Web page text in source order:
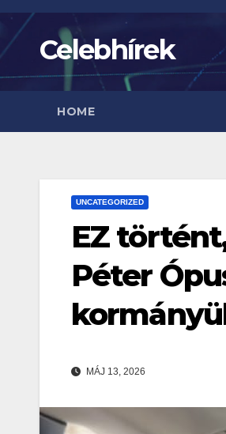
Skip
content Celebhírek
HOME
UNCATEGORIZED
EZ
Péter
MÁJ 13, 2026